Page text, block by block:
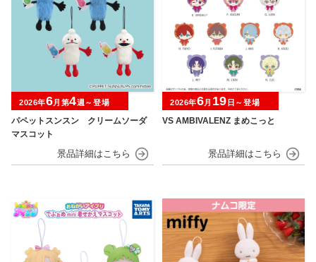
パペットスンスン クリームソーダ
マスコット
2026年6月第4週～登場
VS AMBIVALENZ まめこっと
2026年6月 19 日～登場